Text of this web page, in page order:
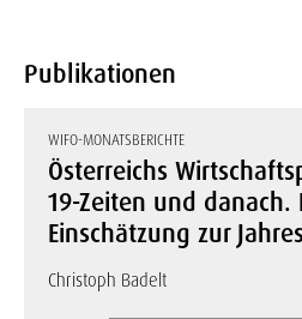
Publikationen
WIFO-MONATSBERICHTE
Österreichs
19-Zeiten und danach.
Einschätzung zur
Christoph Badelt